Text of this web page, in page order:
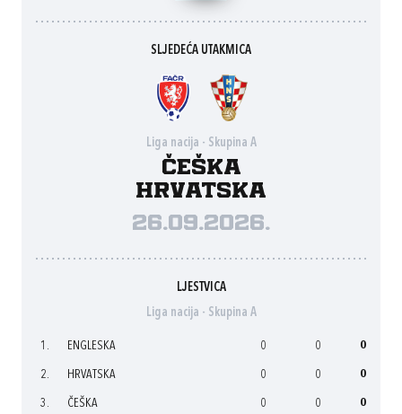
SLJEDEĆA UTAKMICA
Liga nacija - Skupina A
Češka
Hrvatska
26.09.2026.
LJESTVICA
Liga nacija - Skupina A
1. ENGLESKA 0 0 0
2. HRVATSKA 0 0 0
3. ČEŠKA 0 0 0